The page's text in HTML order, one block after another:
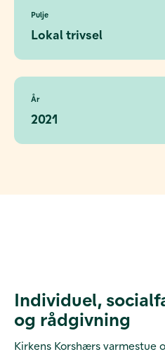
Pulje
Lokal trivsel
År
2021
Individuel,
og rådgivning
Kirkens Korshærs varmestue